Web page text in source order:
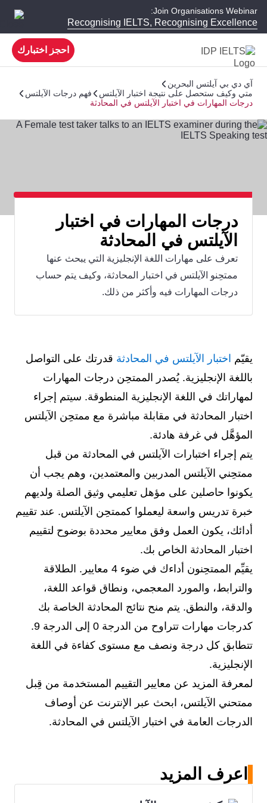
Join Organisations Webinar:
Recognising IELTS, Recognising Excellence
احجز اختبارك
آي دي بي آيلتس البحرين
متي وكيف ستحصل على نتيجة اختبار الآيلتس
فهم درجات الآيلتس
درجات المهارات في اختبار الآيلتس في المحادثة
درجات المهارات في اختبار
الآيلتس في المحادثة
تعرف على مهارات اللغة الإنجليزية التي يبحث عنها
ممتحِنو الآيلتس في اختبار المحادثة، وكيف يتم حساب
درجات المهارات فيه وأكثر من ذلك.
يقيّم اختبار الآيلتس في المحادثة قدرتك على التواصل
باللغة الإنجليزية. يُصدر الممتحِن درجات المهارات
لمهاراتك في اللغة الإنجليزية المنطوقة. سيتم إجراء
اختبار المحادثة في مقابلة مباشرة مع ممتحِن الآيلتس
المؤهَّل في غرفة هادئة.
يتم إجراء اختبارات الآيلتس في المحادثة من قبل
ممتحِني الآيلتس المدربين والمعتمدين، وهم يجب أن
يكونوا حاصلين على مؤهل تعليمي وثيق الصلة ولديهم
خبرة تدريس واسعة ليعملوا كممتحِن الآيلتس. عند تقييم
أدائك، يكون العمل وفق معايير محددة بوضوح لتقييم
اختبار المحادثة الخاص بك.
يقيِّم الممتحِنون أداءك في ضوء 4 معايير. الطلاقة
والترابط، والمورد المعجمي، ونطاق قواعد اللغة،
والدقة، والنطق. يتم منح نتائج المحادثة الخاصة بك
كدرجات مهارات تتراوح من الدرجة 0 إلى الدرجة 9.
تتطابق كل درجة ونصف مع مستوى كفاءة في اللغة
الإنجليزية.
لمعرفة المزيد عن معايير التقييم المستخدمة من قِبل
ممتحني الآيلتس، ابحث عبر الإنترنت عن أوصاف
الدرجات العامة في اختبار الآيلتس في المحادثة.
اعرف المزيد